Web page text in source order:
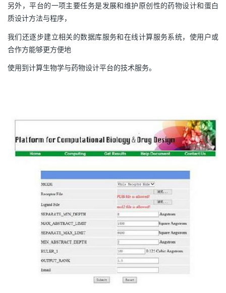
另外，平台的一项主要任务是发展和维护原创性的药物设计和蛋白
质设计方法与程序，
我们还逐步建立相关的数据库服务和在线计算服务系统，使用户或
合作方能够更方便地
使用到计算生物学与药物设计平台的技术服务。